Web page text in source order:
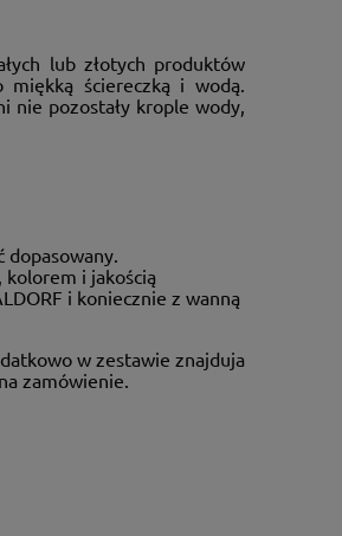
lub złotych produktów
ściereczką i wodą.
nie pozostały krople wody,
i jakością
i koniecznie z wanną
w zestawie znajduja
zamówienie.